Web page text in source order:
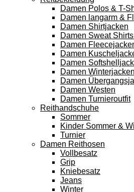
Damen Polos & T-
Damen langarm &
Damen Shirtjacken
Damen Sweat
Damen
Damen
Damen
Damen Winterjacken
Damen
Damen Westen
Damen Turnieroutfit
Reithandschuhe
Sommer
Kinder Sommer &
Turnier
Damen Reithosen
Vollbesatz
Grip
Kniebesatz
Jeans
Winter